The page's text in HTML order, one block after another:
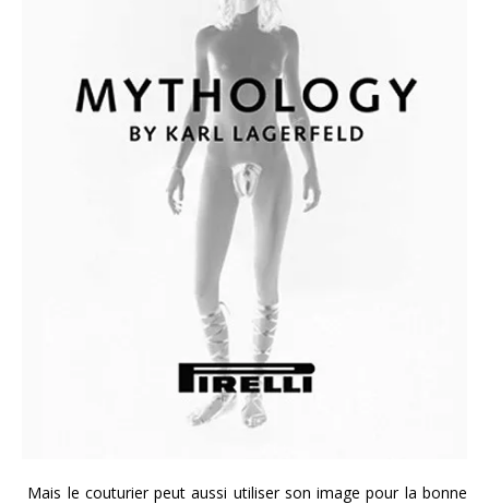
Mais le couturier peut aussi utiliser son image pour la bonne